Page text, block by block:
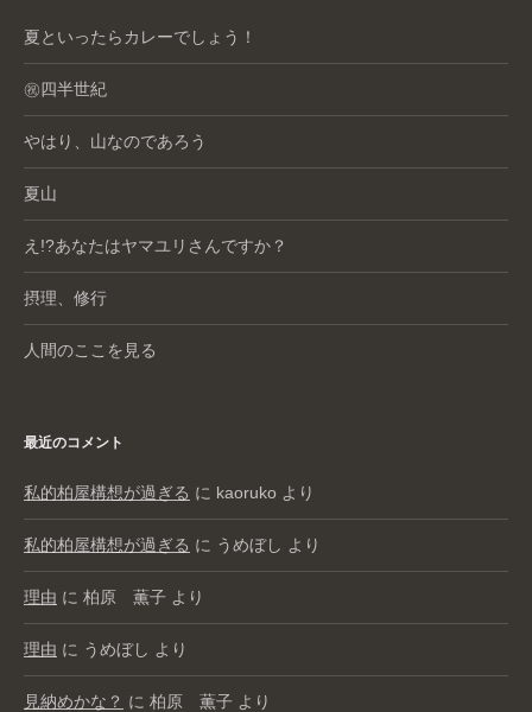
夏といったらカレーでしょう！
㊗️四半世紀
やはり、山なのであろう
夏山
え!?あなたはヤマユリさんですか？
摂理、修行
人間のここを見る
最近のコメント
私的柏屋構想が過ぎる に kaoruko より
私的柏屋構想が過ぎる に うめぼし より
理由 に 柏原 薫子 より
理由 に うめぼし より
見納めかな？ に 柏原 薫子 より